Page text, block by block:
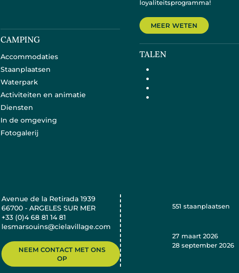
CAMPING
Accommodaties
Staanplaatsen
Waterpark
Activiteiten en animatie
Diensten
In de omgeving
Fotogalerij
loyaliteitsprogramma!
MEER WETEN
TALEN
Avenue de la Retirada 1939
66700 - ARGELES SUR MER
+33 (0)4 68 81 14 81
lesmarsouins@cielavillage.com
NEEM CONTACT MET ONS
OP
551 staanplaatsen
27 maart 2026
28 september 2026